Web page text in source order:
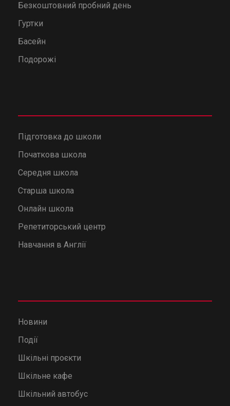
Безкоштовний пробний день
Гуртки
Басейн
Подорожі
Підготовка до школи
Початкова школа
Середня школа
Старша школа
Онлайн школа
Репетиторський центр
Навчання в Англії
Новини
Події
Шкільні проєкти
Шкільне кафе
Шкільний автобус